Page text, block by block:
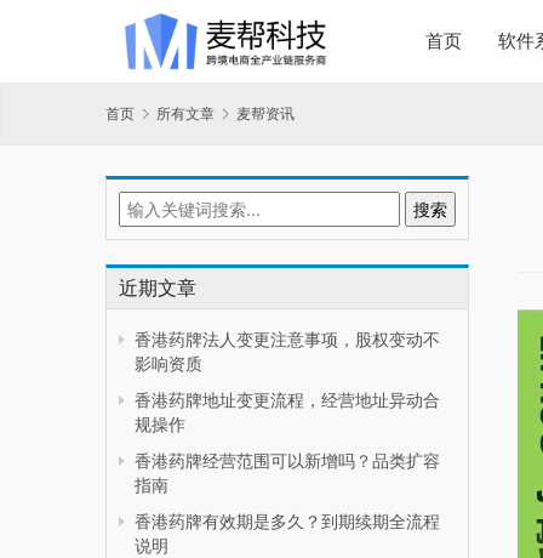
首页 软件
首页 所有文章 麦帮资讯
近期文章
香港药牌法人变更注意事项，股权变动不
影响资质
香港药牌地址变更流程，经营地址异动合
规操作
香港药牌经营范围可以新增吗？品类扩容
指南
香港药牌有效期是多久？到期续期全流程
说明